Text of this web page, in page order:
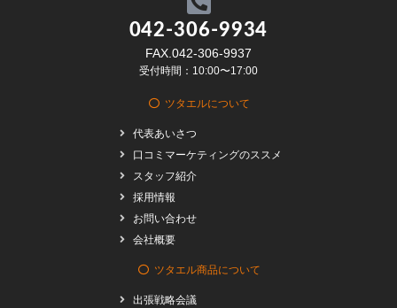
042-306-9934
FAX.042-306-9937
受付時間：10:00〜17:00
ツタエルについて
代表あいさつ
口コミマーケティングのススメ
スタッフ紹介
採用情報
お問い合わせ
会社概要
ツタエル商品について
出張戦略会議